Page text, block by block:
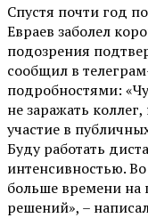
Спустя почти год
Евраев заболел
подозрения
сообщил в
подробностями:
не заражать
участие в
Буду работать
интенсивностью.
больше времени на
решений», –